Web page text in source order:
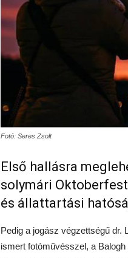
Fotó: Seres Zsolt
Első hallásra
solymári
és állattartási
Pedig a jogász végzettségű dr.
ismert fotóművésszel, a